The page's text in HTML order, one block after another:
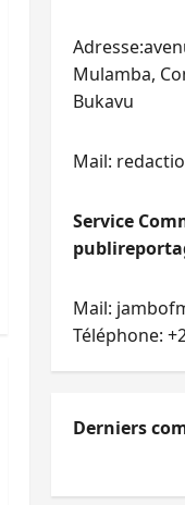
Mulamba,
Bukavu
Mail:
Service
Mail:
Téléphone:
Derniers